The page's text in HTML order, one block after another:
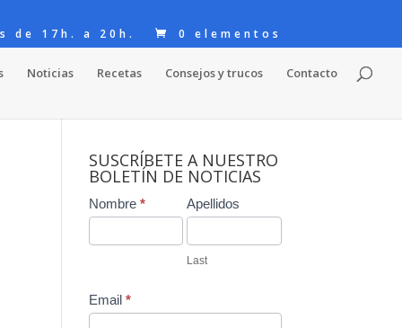
de 17h. a 20h. 0 elementos
Noticias Recetas Consejos y trucos Contacto
SUSCRÍBETE A NUESTRO
BOLETÍN DE NOTICIAS
Contact
Us
Nombre * Apellidos
Last
Email *